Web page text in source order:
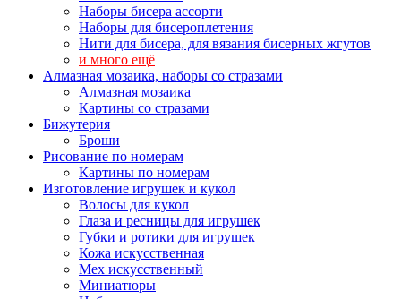
Наборы бисера ассорти
Наборы для бисероплетения
Нити для бисера, для вязания бисерных жгутов
и много ещё
Алмазная мозаика, наборы со стразами
Алмазная мозаика
Картины co стразами
Бижутерия
Броши
Рисование по номерам
Картины по номерам
Изготовление игрушек и кукол
Волосы для кукол
Глаза и ресницы для игрушек
Губки и ротики для игрушек
Кожа искусственная
Мех искусственный
Миниатюры